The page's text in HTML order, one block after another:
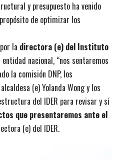
y presupuesto ha venido
de optimizar los
la directora (e) del Instituto
nacional, “nos sentaremos
la comisión DNP, los
(e) Yolanda Wong y los
del IDER para revisar y sí
que presentaremos ante el
(e) del IDER.